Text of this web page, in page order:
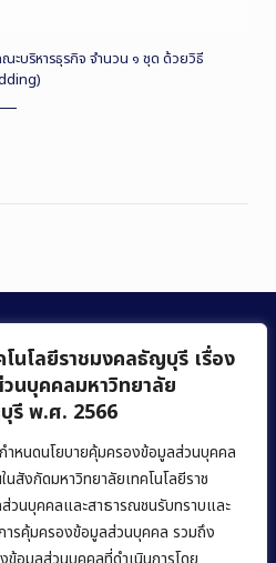
นโลยีราชมงคลธัญบุรี เรื่อง
นบุคคลมหาวิทยาลัย
รี พ.ศ. 2566
ำหนดนโยบายคุ้มครองข้อมูลส่วนบุคคล
สังกัดมหาวิทยาลัยเทคโนโลยีราช
วนบุคคลและสาธารณชนรับทราบและ
ารคุ้มครองข้อมูลส่วนบุคคล รวมถึง
บริหารธุรกิจ จำนวน ๑ ชุด ด้วยวิธี
คลธัญบุรี
บลคลองหก
12120